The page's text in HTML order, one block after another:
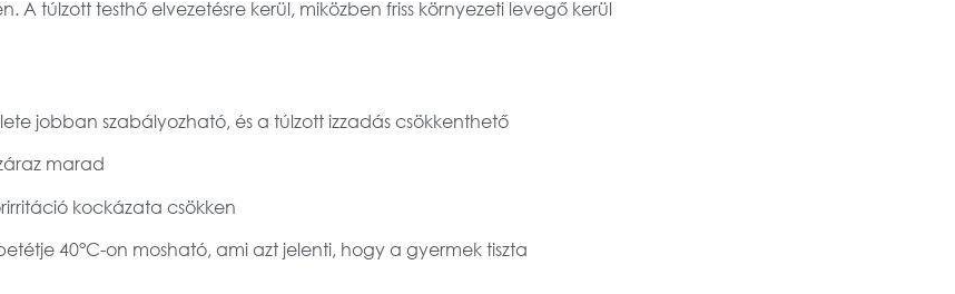
A túlzott testhő elvezetésre kerül, miközben friss környezeti levegő kerül
jobban szabályozható, és a túlzott izzadás csökkenthető
marad
kockázata csökken
40°C-on mosható, ami azt jelenti, hogy a gyermek tiszta